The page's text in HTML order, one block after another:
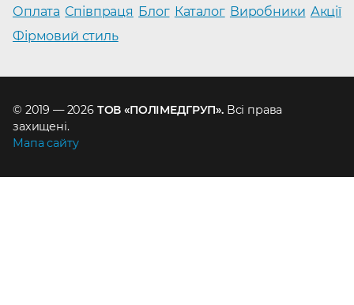
Оплата Співпраця Блог Каталог Виробники Акції
Фірмовий стиль
© 2019 — 2026 ТОВ «ПОЛІМЕДГРУП».Всі права
захищені.
Мапа сайту